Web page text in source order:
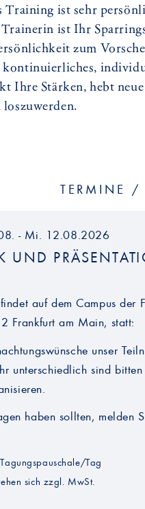
Training ist sehr
ist Ihr
zum
Ihre Stärken, hebt
TERMINE /
- Mi. 12.08.2026
UND
auf dem Campus der
Frankfurt am Main, statt:
unser
unterschiedlich sind
haben sollten, melden
Tag
sich zzgl. MwSt.